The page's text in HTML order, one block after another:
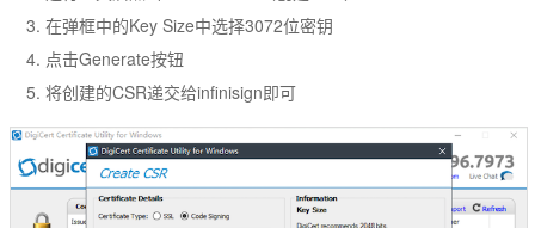
文档签名
在弹框中的Key Size中选择3072位密钥
点击Generate按钮
将创建的CSR递交给infinisign即可